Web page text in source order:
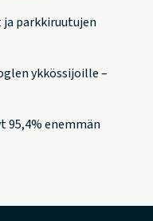
parkkiruutujen
ykkössijoille –
95,4% enemmän